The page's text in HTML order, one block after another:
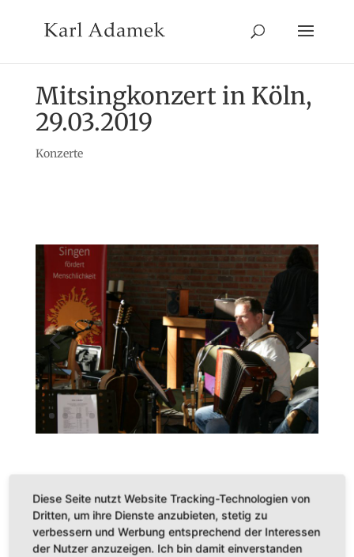
Mitsingkonzert in Köln,
29.03.2019
Konzerte
Alle Bilder © Klaus Schaarschmidt
Diese Seite nutzt Website Tracking-Technologien von
Dritten, um ihre Dienste anzubieten, stetig zu
verbessern und Werbung entsprechend der Interessen
der Nutzer anzuzeigen. Ich bin damit einverstanden